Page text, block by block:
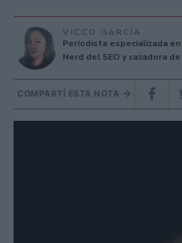
VICCO GARCÍA
Periodista especializada
Nerd del SEO y cazadora
COMPARTÍ ESTA NOTA